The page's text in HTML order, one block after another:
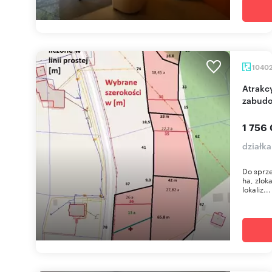
Atrakcyjne działki w Kielnarowej z warunkami
1 756
Do
ha,
lokaliz...